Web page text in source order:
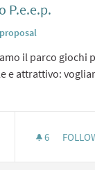
P.e.e.p.
il parco giochi
e attrattivo:
6 6